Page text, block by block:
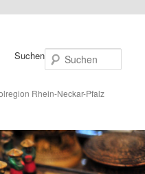
Rhein-Neckar-Pfalz
Suchen